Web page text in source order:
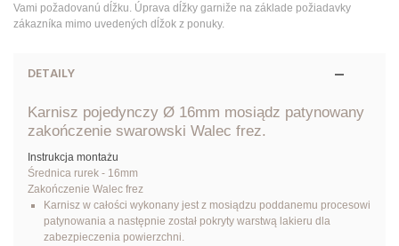
Vami požadovanú dĺžku. Úprava dĺžky garniže na základe požiadavky
zákazníka mimo uvedených dĺžok z ponuky.
DETAILY
Karnisz pojedynczy Ø 16mm mosiądz patynowany
zakończenie swarowski Walec frez.
Instrukcja montażu
Średnica rurek - 16mm
Zakończenie Walec frez
Karnisz w całości wykonany jest z mosiądzu poddanemu procesowi
patynowania a następnie został pokryty warstwą lakieru dla
zabezpieczenia powierzchni.